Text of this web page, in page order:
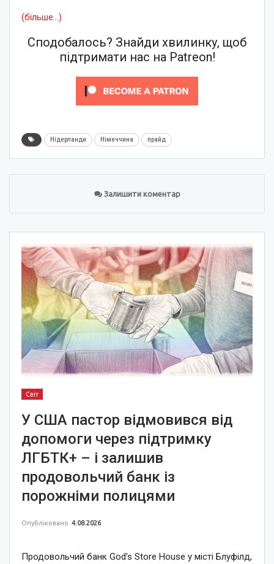
(більше…)
Сподобалось? Знайди хвилинку, щоб
підтримати нас на Patreon!
Нідерланди Німеччина прайд
Залишити коментар
Світ
У США пастор відмовився від
допомоги через підтримку
ЛГБТК+ – і залишив
продовольчий банк із
порожніми полицями
Опубліковано 4.08.2026
Продовольчий банк God’s Store House у місті Блуфілд,